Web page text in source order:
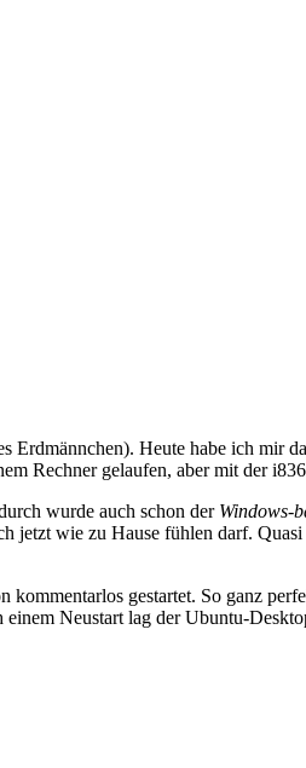
Heute habe ich mir
Rechner gelaufen, aber mit der
wurde auch schon der Windows-
jetzt wie zu Hause fühlen darf.
gestartet. So ganz
Neustart lag der Ubuntu-